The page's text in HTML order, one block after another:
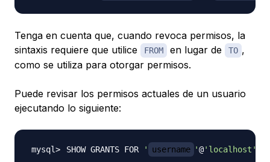
Tenga en cuenta que, cuando revoca permisos, la
sintaxis requiere que utilice
FROM en lugar de TO ,
como se utiliza para otorgar permisos.
Puede revisar los permisos actuales de un usuario
ejecutando lo siguiente:
SHOW GRANTS FOR ' username '@'localhost'